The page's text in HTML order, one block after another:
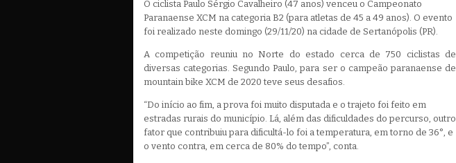
O ciclista Paulo Sérgio Cavalheiro (47 anos) venceu o Campeonato
Paranaense XCM na categoria B2 (para atletas de 45 a 49 anos). O evento
foi realizado neste domingo (29/11/20) na cidade de Sertanópolis (PR).
A competição reuniu no Norte do estado cerca de 750 ciclistas de
diversas categorias. Segundo Paulo, para ser o campeão paranaense de
mountain bike XCM de 2020 teve seus desafios.
“Do início ao fim, a prova foi muito disputada e o trajeto foi feito em
estradas rurais do município. Lá, além das dificuldades do percurso, outro
fator que contribuiu para dificultá-lo foi a temperatura, em torno de 36°, e
o vento contra, em cerca de 80% do tempo”, conta.